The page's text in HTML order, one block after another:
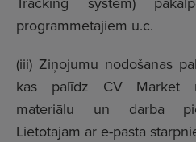
programmētājiem u.c.
(iii) Ziņojumu nodošanas
kas palīdz CV Market
materiālu un darba
Lietotājam ar e-pasta